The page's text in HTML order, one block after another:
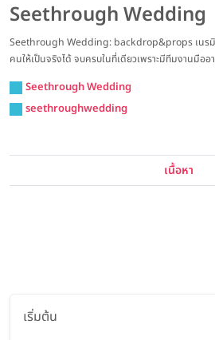
Seethrough Wedding
Seethrough Wedding: backdrop&props เนรมิ
คนให้เป็นจริงได้ จบครบในที่เดียวเพราะมีทีมงานมืออ
Seethrough Wedding
seethroughwedding
เนื้อหา
เริ่มต้น